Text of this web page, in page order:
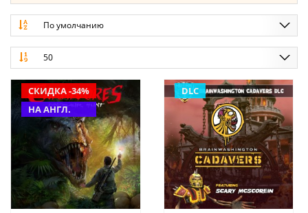
По умолчанию
50
СКИДКА -34%
НА АНГЛ.
DLC